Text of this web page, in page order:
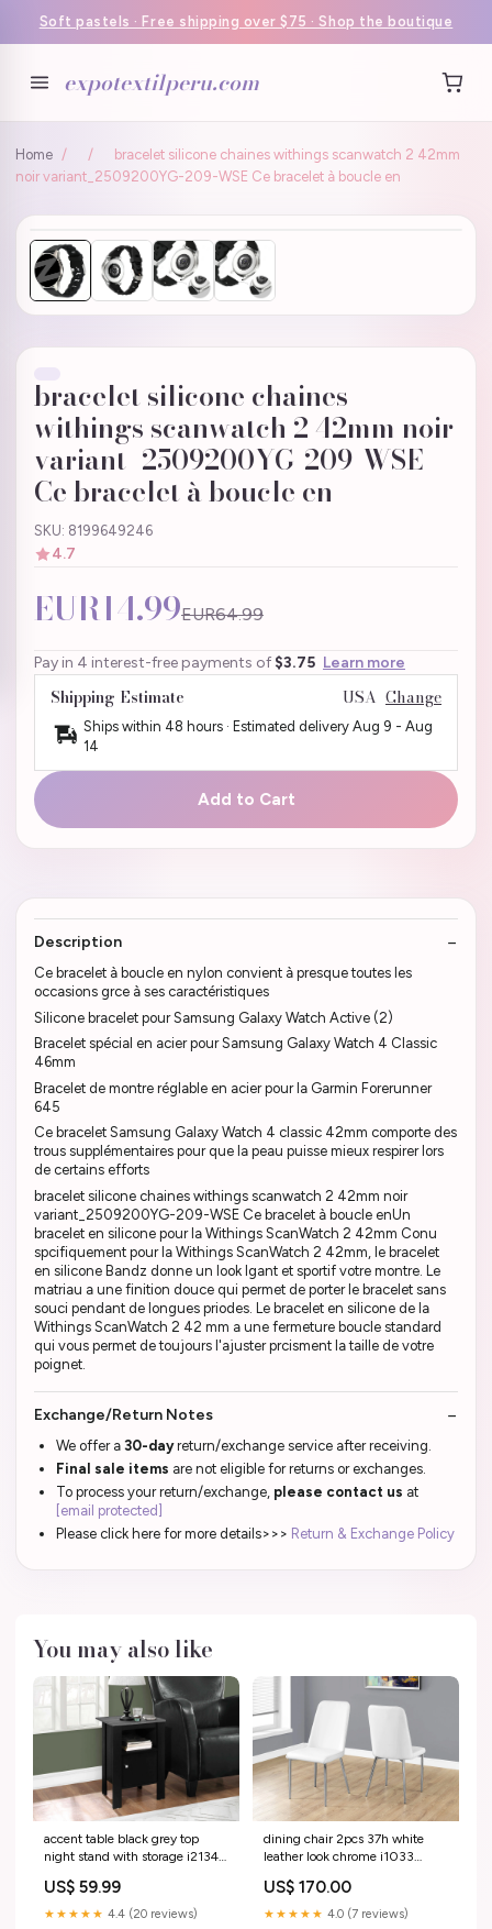
Soft pastels · Free shipping over $75 · Shop the boutique
expotextilperu.com
Home / /
bracelet silicone chaines withings scanwatch 2 42mm
noir variant_2509200YG-209-WSE Ce bracelet à boucle en
bracelet silicone chaines
withings scanwatch 2 42mm noir
variant_2509200YG-209-WSE
Ce bracelet à boucle en
SKU: 8199649246
4.7
EUR14.99EUR64.99
Pay in 4 interest-free payments of $3.75 Learn more
Shipping Estimate USA Change
Ships within 48 hours · Estimated delivery Aug 9 - Aug
14
Add to Cart
Description
Ce bracelet à boucle en nylon convient à presque toutes les
occasions grce à ses caractéristiques
Silicone bracelet pour Samsung Galaxy Watch Active (2)
Bracelet spécial en acier pour Samsung Galaxy Watch 4 Classic
46mm
Bracelet de montre réglable en acier pour la Garmin Forerunner
645
Ce bracelet Samsung Galaxy Watch 4 classic 42mm comporte des
trous supplémentaires pour que la peau puisse mieux respirer lors
de certains efforts
bracelet silicone chaines withings scanwatch 2 42mm noir
variant_2509200YG-209-WSE Ce bracelet à boucle enUn
bracelet en silicone pour la Withings ScanWatch 2 42mm Conu
spcifiquement pour la Withings ScanWatch 2 42mm, le bracelet
en silicone Bandz donne un look lgant et sportif votre montre. Le
matriau a une finition douce qui permet de porter le bracelet sans
souci pendant de longues priodes. Le bracelet en silicone de la
Withings ScanWatch 2 42 mm a une fermeture boucle standard
qui vous permet de toujours l'ajuster prcisment la taille de votre
poignet.
Exchange/Return Notes
We offer a 30-dayreturn/exchange service after receiving.
Final sale items are not eligible for returns or exchanges.
To process your return/exchange, please contact us at
[email protected]
Please click here for more details>>> Return & Exchange Policy
You may also like
accent table black grey top
night stand with storage i2134
US$ 59.99
★★★★★ 4.4 (20 reviews)
dining chair 2pcs 37h white
leather look chrome i1033
US$ 170.00
★★★★★ 4.0 (7 reviews)